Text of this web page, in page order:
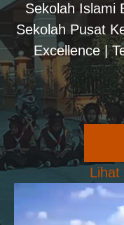
Sekolah Islami
Sekolah Pusat
Excellence |
Lihat